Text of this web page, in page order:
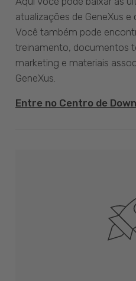
atualizações de GeneXus e
Você também pode
treinamento, documentos
marketing e materiais
GeneXus.
Entre no Centro de